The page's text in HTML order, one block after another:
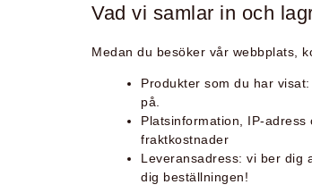
Vad vi samlar in och
Medan du besöker vår webbplats,
Produkter som du har
på.
Platsinformation, IP-
fraktkostnader
Leveransadress: vi ber dig
dig beställningen!